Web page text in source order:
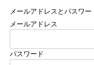
メールアドレスとパスワー
メールアドレス
パスワード